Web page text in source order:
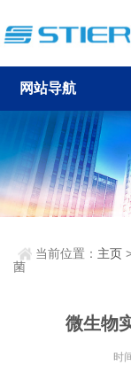
网站导航
当前位置： 主页
菌
微生物
时